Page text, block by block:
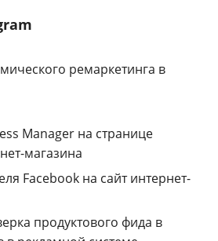
ремаркетинга в
Manager на странице
магазина
Facebook на сайт интернет-
продуктового фида в